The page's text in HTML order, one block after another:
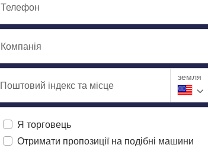
Телефон
Компанія
Поштовий індекс та місце
земля
Я торговець
Отримати пропозиції на подібні машини